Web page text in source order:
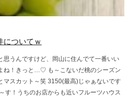
についてｗ
思うんですけど、岡山に住んでて一番いい
ね！きっと…♡ も～こないだ桃のシーズン
マスカット～笑 3150(最高)じゃぁないです
す！うちのお店からも近いフルーツハウス